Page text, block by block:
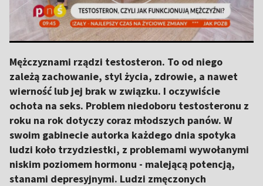
Mężczyznami rządzi testosteron. To od niego
zależą zachowanie, styl życia, zdrowie, a nawet
wierność lub jej brak w związku. I oczywiście
ochota na seks. Problem niedoboru testosteronu z
roku na rok dotyczy coraz młodszych panów. W
swoim gabinecie autorka każdego dnia spotyka
ludzi koło trzydziestki, z problemami wywołanymi
niskim poziomem hormonu - malejącą potencją,
stanami depresyjnymi. Ludzi zmęczonych